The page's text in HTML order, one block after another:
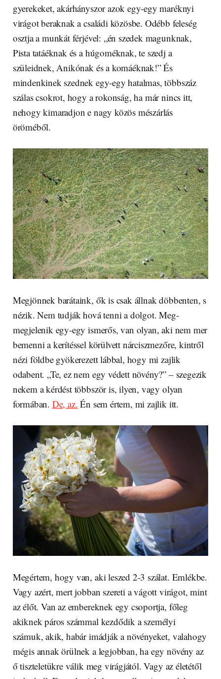
gyerekeket, akárhányszor azok egy-egy maréknyi
virágot beraknak a családi közösbe. Odébb feleség
osztja a munkát férjével: „én szedek magunknak,
Pista tatáéknak és a húgoméknak, te szedj a
szüleidnek, Anikónak és a komáéknak!” És
mindenkinek szednek egy-egy hatalmas, többszáz
szálas csokrot, hogy a rokonság, ha már nincs itt,
nehogy kimaradjon e nagy közös mészárlás
öröméből.
Megjönnek barátaink, ők is csak állnak döbbenten, s
nézik. Nem tudják hová tenni a dolgot. Meg-
megjelenik egy-egy ismerős, van olyan, aki nem mer
bemenni a kerítéssel körülvett nárciszmezőre, kintről
nézi földbe gyökerezett lábbal, hogy mi zajlik
odabent. „Te, ez nem egy védett növény?” – szegezik
nekem a kérdést többször is, ilyen, vagy olyan
formában. De, az. Én sem értem, mi zajlik itt.
Megértem, hogy van, aki leszed 2-3 szálat. Emlékbe.
Vagy azért, mert jobban szereti a vágott virágot, mint
az élőt. Van az embereknek egy csoportja, főleg
akiknek páros számmal kezdődik a személyi
számuk, akik, habár imádják a növényeket, valahogy
mégis annak örülnek a legjobban, ha egy növény az
ő tiszteletükre válik meg virágjától. Vagy az életétől